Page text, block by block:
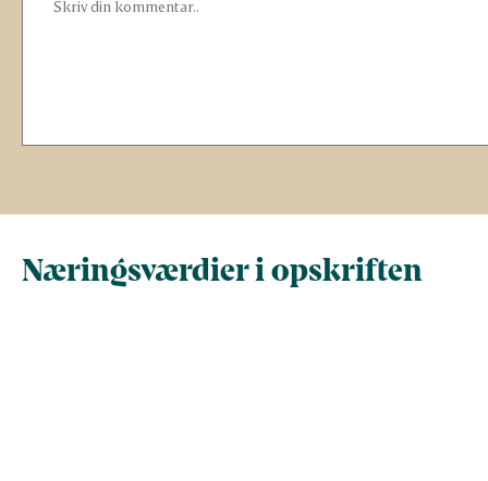
Næringsværdier i opskriften